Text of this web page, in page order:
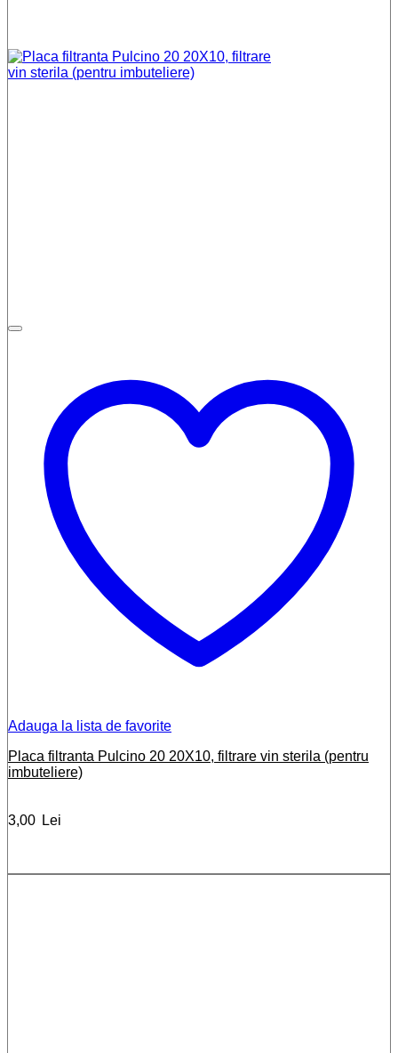
Adauga la lista de favorite
Placa filtranta Pulcino 20 20X10, filtrare vin sterila (pentru
imbuteliere)
3,00 Lei